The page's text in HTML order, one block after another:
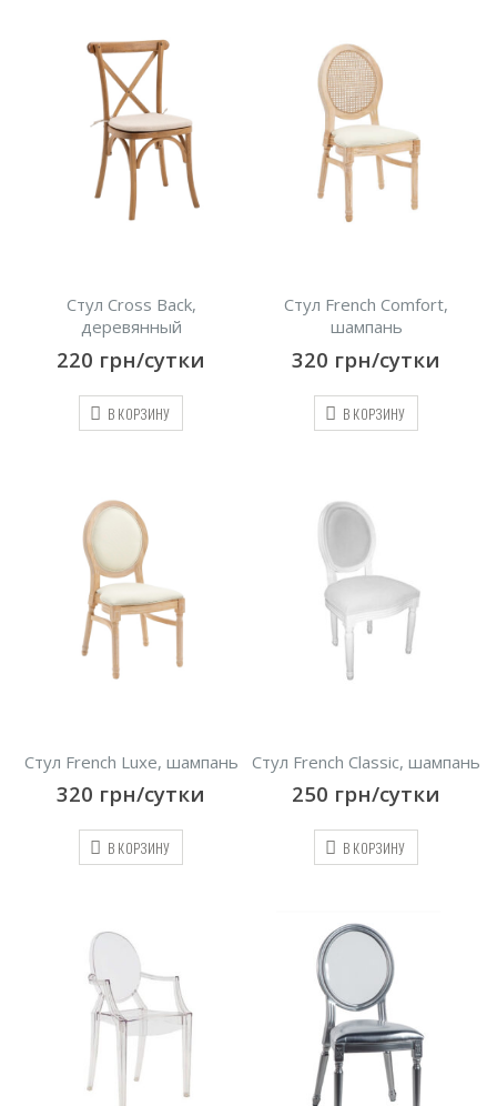
Стул Cross Back,
деревянный
220 грн/сутки
В КОРЗИНУ
Стул French Comfort,
шампань
320 грн/сутки
В КОРЗИНУ
Стул French Luxe, шампань
320 грн/сутки
В КОРЗИНУ
Стул French Сlassic, шампань
250 грн/сутки
В КОРЗИНУ